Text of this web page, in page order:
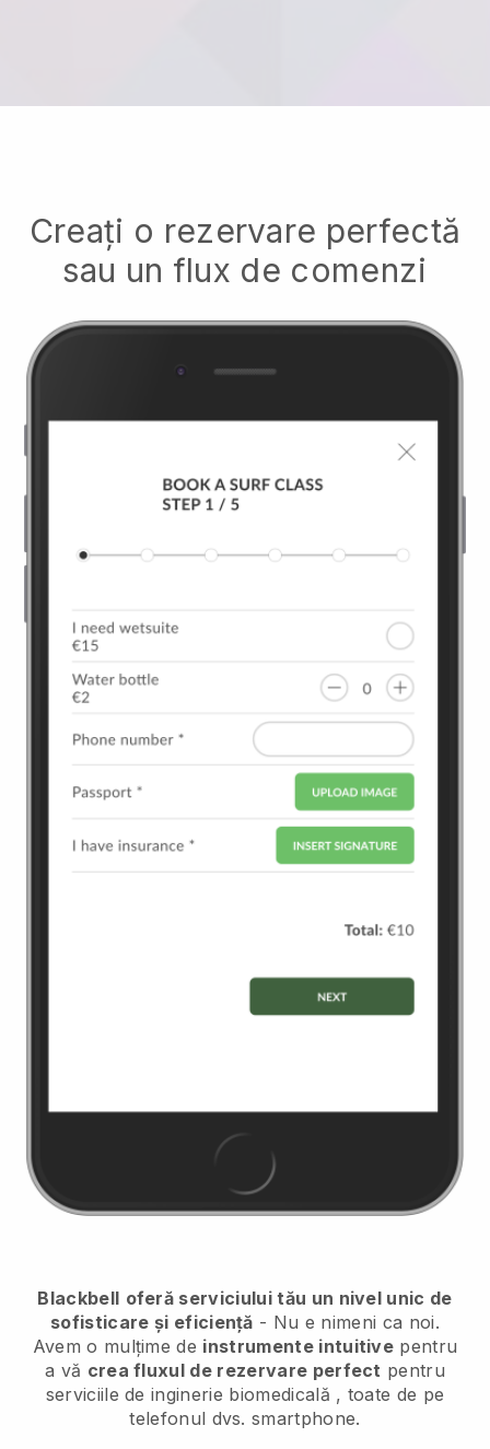
Creați o rezervare perfectă
sau un flux de comenzi
Blackbell oferă serviciului tău un nivel unic de
sofisticare și eficiență - Nu e nimeni ca noi.
Avem o mulțime de instrumente intuitive pentru
a vă crea fluxul de rezervare perfect pentru
serviciile de inginerie biomedicală , toate de pe
telefonul dvs. smartphone.